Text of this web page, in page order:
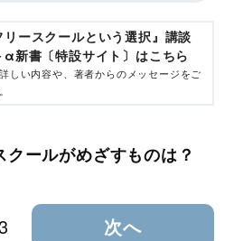
リースクールという選択』講談
α新書〔特設サイト〕はこちら
しい内容や、著者からのメッセージをご
ールがめざすものは？
次へ